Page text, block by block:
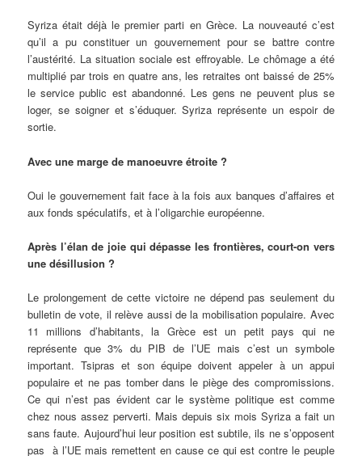
Syriza était déjà le premier parti en Grèce. La nouveauté c’est
qu’il a pu constituer un gouvernement pour se battre contre
l’austérité. La situation sociale est effroyable. Le chômage a été
multiplié par trois en quatre ans, les retraites ont baissé de 25%
le service public est abandonné. Les gens ne peuvent plus se
loger, se soigner et s’éduquer. Syriza représente un espoir de
sortie.
Avec une marge de manoeuvre étroite ?
Oui le gouvernement fait face à la fois aux banques d’affaires et
aux fonds spéculatifs, et à l’oligarchie européenne.
Après l’élan de joie qui dépasse les frontières, court-on vers
une désillusion ?
Le prolongement de cette victoire ne dépend pas seulement du
bulletin de vote, il relève aussi de la mobilisation populaire. Avec
11 millions d’habitants, la Grèce est un petit pays qui ne
représente que 3% du PIB de l’UE mais c’est un symbole
important. Tsipras et son équipe doivent appeler à un appui
populaire et ne pas tomber dans le piège des compromissions.
Ce qui n’est pas évident car le système politique est comme
chez nous assez perverti. Mais depuis six mois Syriza a fait un
sans faute. Aujourd’hui leur position est subtile, ils ne s’opposent
pas à l’UE mais remettent en cause ce qui est contre le peuple